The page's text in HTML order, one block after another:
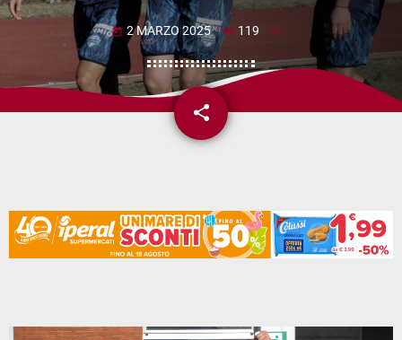
today 2 MARZO 2025 119
share
email